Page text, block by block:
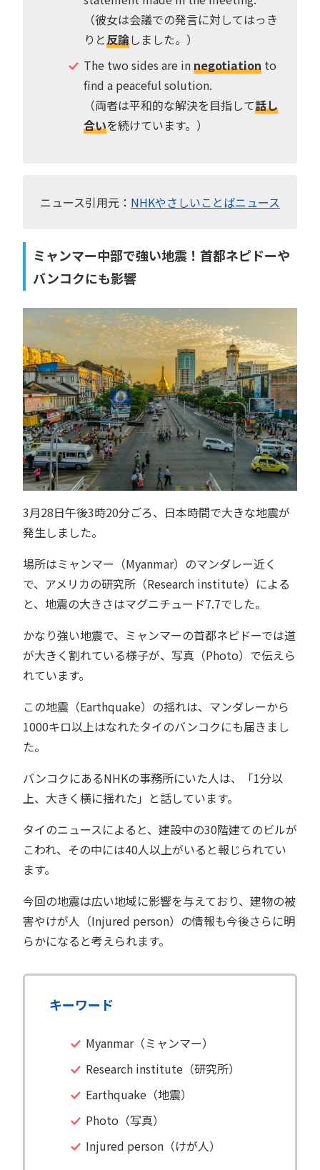
（彼女は会議での発言に対してはっき
りと反論しました。）
The two sides are innegotiationto
find a peaceful solution.
（両者は平和的な解決を目指して話し
合いを続けています。）
ニュース引用元： NHKやさしいことばニュース
ミャンマー中部で強い地震！首都ネピドーや
バンコクにも影響
3月28日午後3時20分ごろ、日本時間で大きな地震が
発生しました。
場所はミャンマー（Myanmar）のマンダレー近く
で、アメリカの研究所（Research institute）による
と、地震の大きさはマグニチュード7.7でした。
かなり強い地震で、ミャンマーの首都ネピドーでは道
が大きく割れている様子が、写真（Photo）で伝えら
れています。
この地震（Earthquake）の揺れは、マンダレーから
1000キロ以上はなれたタイのバンコクにも届きまし
た。
バンコクにあるNHKの事務所にいた人は、「1分以
上、大きく横に揺れた」と話しています。
タイのニュースによると、建設中の30階建てのビルが
こわれ、その中には40人以上がいると報じられてい
ます。
今回の地震は広い地域に影響を与えており、建物の被
害やけが人（Injured person）の情報も今後さらに明
らかになると考えられます。
キーワード
Myanmar（ミャンマー）
Research institute（研究所）
Earthquake（地震）
Photo（写真）
Injured person（けが人）